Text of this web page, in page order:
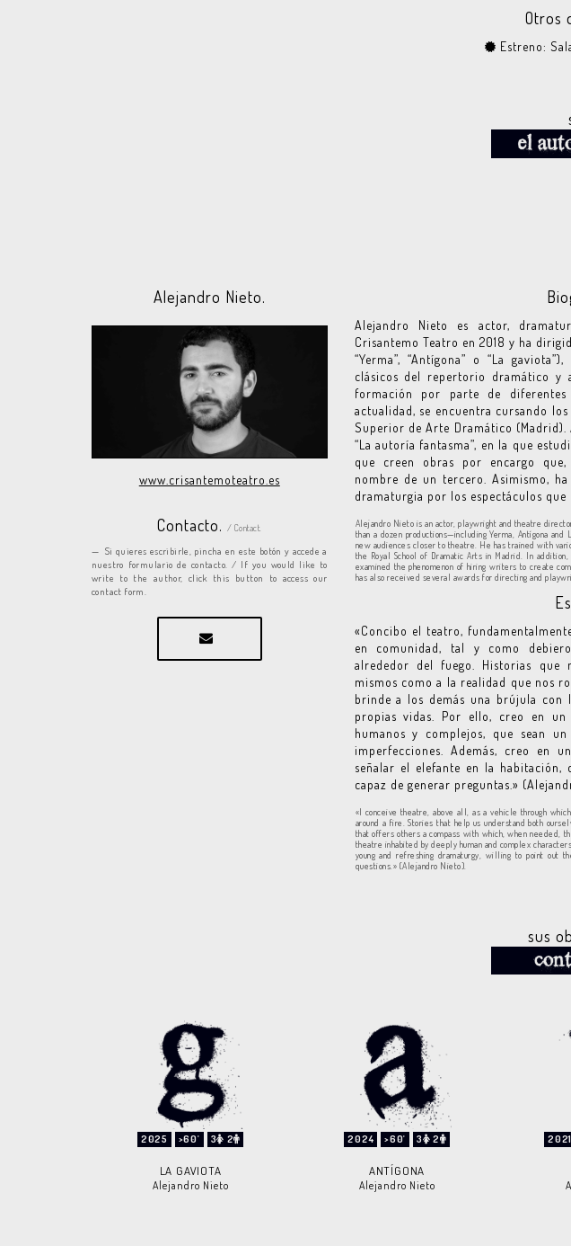
Otros
Estreno:
Alejandro Nieto.
www.crisantemoteatro.es
Contacto. / Contact.
Si quieres escribirle, pincha en este botón y accede a
nuestro formulario de contacto. / If you would like to
write to the author, click this button to access our
contact form.
Alejandro Nieto es actor,
Crisantemo Teatro en 2018 y ha
“Yerma”, “Antígona” o “La
clásicos del repertorio dramático y
formación por parte de
actualidad, se encuentra cursando
Superior de Arte Dramático (Madrid).
“La autoría fantasma”, en la que
que creen obras por encargo
nombre de un tercero. Asimismo,
dramaturgia por los espectáculos que
Alejandro Nieto is an actor, playwright and theatre
than a dozen productions—including Yerma, Antígona
new audiences closer to theatre. He has trained with
the Royal School of Dramatic Arts in Madrid. In
examined the phenomenon of hiring writers to create
has also received several awards for directing and
«Concibo el teatro,
en comunidad, tal y como
alrededor del fuego. Historias que
mismos como a la realidad que nos
brinde a los demás una brújula con
propias vidas. Por ello, creo en
humanos y complejos, que sean
imperfecciones. Además, creo en
señalar el elefante en la habitación,
capaz de generar preguntas.»
«I conceive theatre, above all, as a vehicle through
around a fire. Stories that help us understand both
that offers others a compass with which, when needed,
theatre inhabited by deeply human and complex
young and refreshing dramaturgy, willing to point out
questions.» (Alejandro Nieto).
sus
2025 >60' 3 2
LA GAVIOTA
Alejandro Nieto
2024 >60' 3 2
ANTÍGONA
Alejandro Nieto
2021